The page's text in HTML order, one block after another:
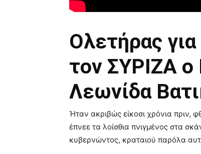
Ολετήρας
τον ΣΥΡΙΖΑ ο
Λεωνίδα
Ήταν ακριβώς είκοσι χρόνια πριν,
έπνεε τα λοίσθια πνιγμένος στα
κυβερνώντος, κραταιού παρόλα